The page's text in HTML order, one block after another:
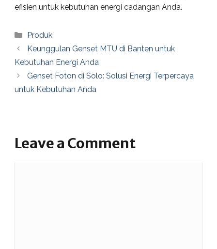
efisien untuk kebutuhan energi cadangan Anda.
Categories
Produk
Keunggulan Genset MTU di Banten untuk
Kebutuhan Energi Anda
Genset Foton di Solo: Solusi Energi Terpercaya
untuk Kebutuhan Anda
Leave a Comment